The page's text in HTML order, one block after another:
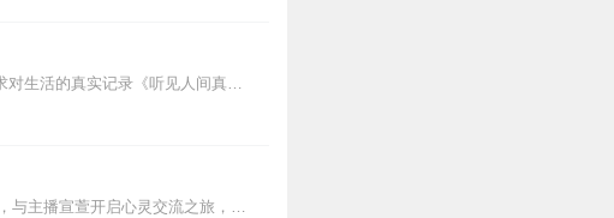
感动的、治愈的、伴你入眠的好故事新节目上线，探索现实世界的无尽魅力，追求对生活的真实记录《听见人间真相》（点击名称，直达专辑）网易人间故事集持续更新中，邀您关注...
如果你还感到焦虑、困惑、无助，添加vx：xinshejie2018、vx公众号：宣萱心伴，与主播宣萱开启心灵交流之旅，共建温暖的精神家园！如果你喜欢我的内容，请...